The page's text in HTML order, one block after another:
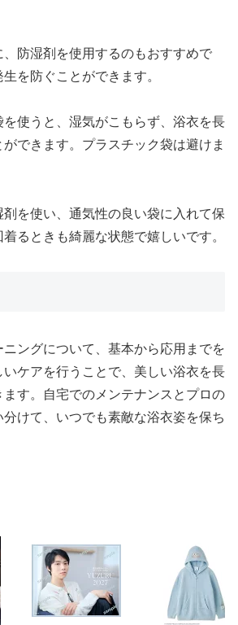
防湿剤を使用するのもおすすめで
を防ぐことができます。
使うと、湿気がこもらず、浴衣を長
できます。プラスチック袋は避けま
を使い、通気性の良い袋に入れて保
るときも綺麗な状態で嬉しいです。
ングについて、基本から応用までを
ケアを行うことで、美しい浴衣を長
ます。自宅でのメンテナンスとプロの
けて、いつでも素敵な浴衣姿を保ち